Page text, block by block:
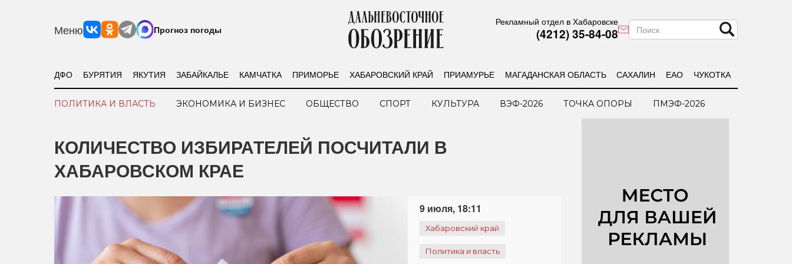
Меню Прогноз погоды
Рекламный отдел в Хабаровске
(4212) 35-84-08
ДФО БУРЯТИЯ ЯКУТИЯ ЗАБАЙКАЛЬЕ КАМЧАТКА ПРИМОРЬЕ ХАБАРОВСКИЙ КРАЙ ПРИАМУРЬЕ МАГАДАНСКАЯ ОБЛАСТЬ САХАЛИН ЕАО ЧУКОТКА
ПОЛИТИКА И ВЛАСТЬ ЭКОНОМИКА И БИЗНЕС ОБЩЕСТВО СПОРТ КУЛЬТУРА ВЭФ-2026 ТОЧКА ОПОРЫ ПМЭФ-2026
КОЛИЧЕСТВО ИЗБИРАТЕЛЕЙ ПОСЧИТАЛИ В
ХАБАРОВСКОМ КРАЕ
9 июля, 18:11
Хабаровский край
Политика и власть